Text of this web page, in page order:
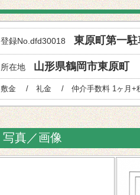
登録No.dfd30018 東原町第一
所在地 山形県鶴岡市東原町
敷金 / 礼金 / 仲介手数料 1ヶ月+
写真／画像